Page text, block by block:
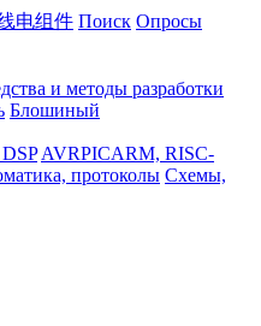
电组件 Поиск Опросы
и методы разработки
Блошиный
AVRPICARM, RISC-
протоколы Схемы,